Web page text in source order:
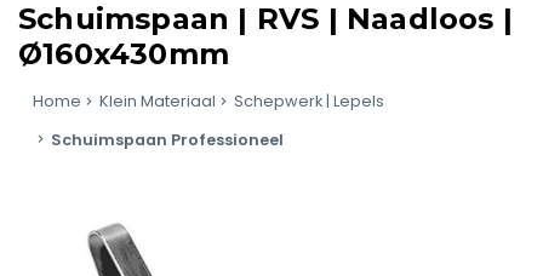
Schuimspaan | RVS | Naadloos |
Ø160x430mm
Home Klein Materiaal
Schepwerk | Lepels
Schuimspaan Professioneel